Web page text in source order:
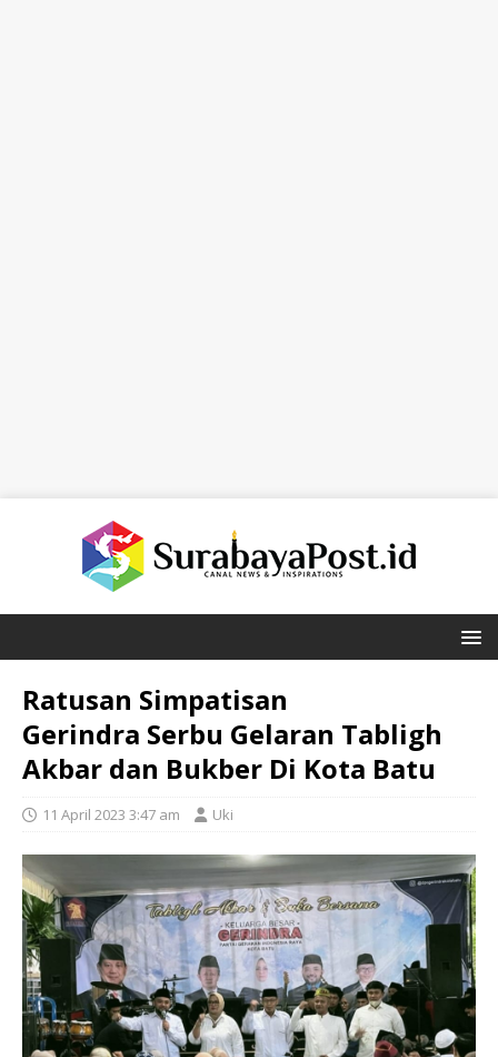
Ratusan Simpatisan
Gerindra Serbu Gelaran Tabligh
Akbar dan Bukber Di Kota Batu
11 April 2023 3:47 am Uki